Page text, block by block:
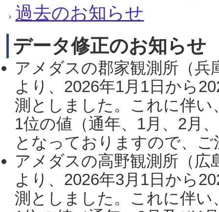
過去のお知らせ
データ修正のお知らせ
アメダスの郡家観測所（
より、2026年1月1日から
測としました。これに伴い
1位の値（通年、1月、2月
となっておりますので、
アメダスの高野観測所（
より、2026年3月1日から
測としました。これに伴い